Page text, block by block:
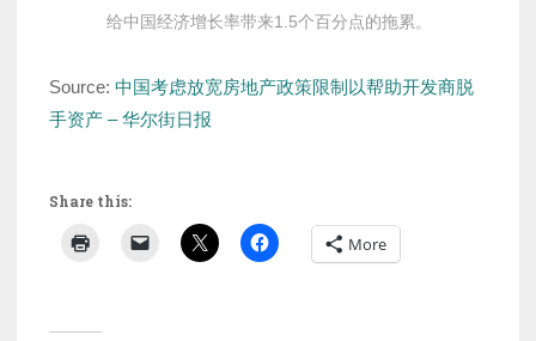
给中国经济增长率带来1.5个百分点的拖累。
Source: 中国考虑放宽房地产政策限制以帮助开发商脱
手资产 – 华尔街日报
Share this:
More